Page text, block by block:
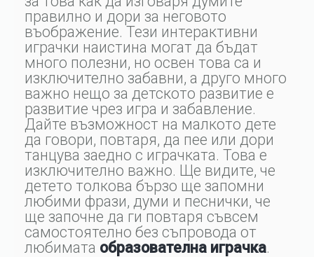
правилно и дори за неговото
въображение. Тези интерактивни
играчки наистина могат да бъдат
много полезни, но освен това са и
изключително забавни, а друго много
важно нещо за детското развитие е
развитие чрез игра и забавление.
Дайте възможност на малкото дете
да говори, повтаря, да пее или дори
танцува заедно с играчката. Това е
изключително важно. Ще видите, че
детето толкова бързо ще запомни
любими фрази, думи и песнички, че
ще започне да ги повтаря съвсем
самостоятелно без съпровода от
любимата образователна играчка.